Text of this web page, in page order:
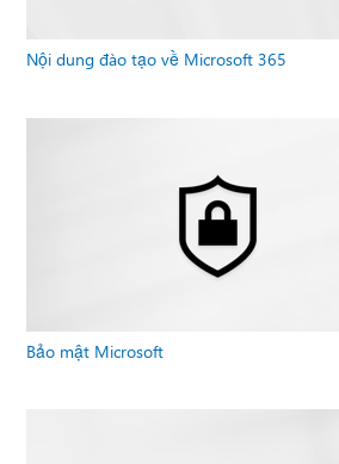
Nội dung đào tạo về Microsoft 365
Bảo mật Microsoft